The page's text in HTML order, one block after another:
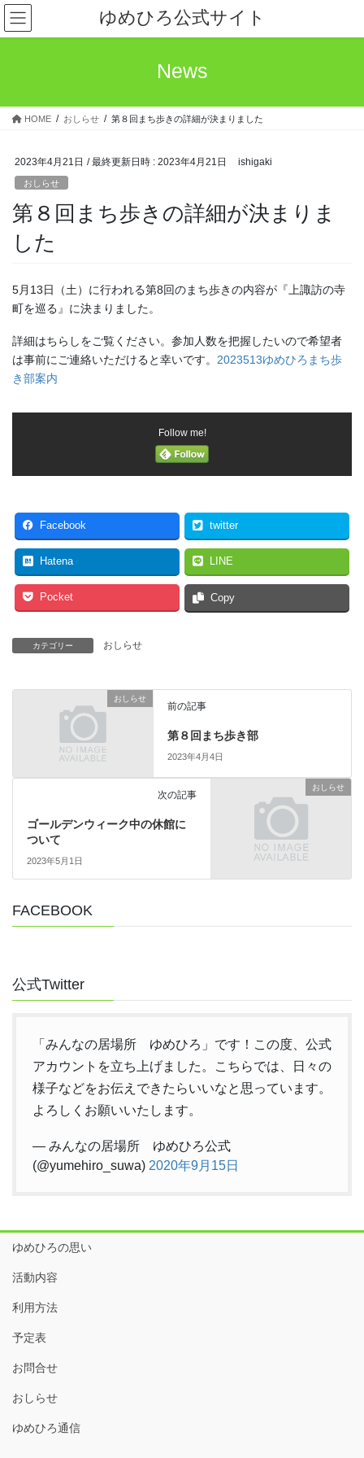
コ
ン
テ
ス
ナ
ビ
ゲ
ン
ゆめひろ公式サイト
News
HOME おしらせ 第８回まち歩きの詳細が決まりました
2023年4月21日 / 最終更新日時 : 2023年4月21日 ishigaki
おしらせ
第８回まち歩きの詳細が決まりま
した
5月13日（土）に行われる第8回のまち歩きの内容が『上諏訪の寺
町を巡る』に決まりました。
詳細はちらしをご覧ください。参加人数を把握したいので希望者
は事前にご連絡いただけると幸いです。 2023513ゆめひろまち歩
き部案内
Follow me!
Facebook twitter
Hatena LINE
Pocket Copy
カテゴリー おしらせ
おしらせ
前の記事
第８回まち歩き部
2023年4月4日
おしらせ
次の記事
ゴールデンウィーク中の休館に
ついて
2023年5月1日
FACEBOOK
公式Twitter
「みんなの居場所 ゆめひろ」です！この度、公式
アカウントを立ち上げました。こちらでは、日々の
様子などをお伝えできたらいいなと思っています。
よろしくお願いいたします。
— みんなの居場所 ゆめひろ公式
(@yumehiro_suwa) 2020年9月15日
ゆめひろの思い
活動内容
利用方法
予定表
お問合せ
おしらせ
ゆめひろ通信